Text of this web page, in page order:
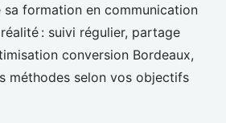
formation en communication
: suivi régulier, partage
conversion Bordeaux,
méthodes selon vos objectifs